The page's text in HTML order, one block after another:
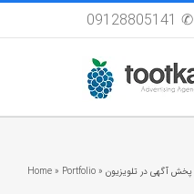
Skip
to
09128805141 ✆
Home » Portfolio » پخش آگهی در تلویزیون